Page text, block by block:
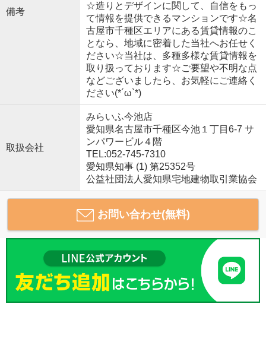
備考
☆造りとデザインに関して、自信をもっ
て情報を提供できるマンションです☆名
古屋市千種区エリアにある賃貸情報のこ
となら、地域に密着した当社へお任せく
ださい☆当社は、多種多様な賃貸情報を
取り扱っております☆ご要望や不明な点
などございましたら、お気軽にご連絡く
ださい(*´ω`*)
取扱会社
みらいふ今池店
愛知県名古屋市千種区今池１丁目6-7 サ
ンパワービル４階
TEL:052-745-7310
愛知県知事 (1) 第25352号
公益社団法人愛知県宅地建物取引業協会
お問い合わせ(無料)